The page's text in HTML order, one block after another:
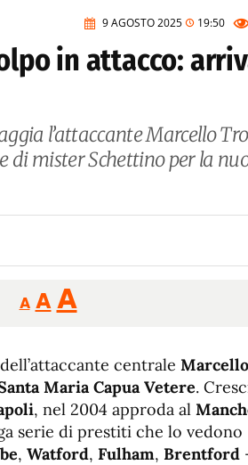
9 AGOSTO 2025 19:50
in attacco:
l’attaccante Marcello
di mister Schettino per la
A
Reducir
tamaño
A Restablecer
tamaño
fuente
AAumentar
de
fuente.
centrale Marcello
Maria Capua Vetere.
, nel 2004 approda al
serie di prestiti che lo vedono
, Watford, Fulham, Brentford